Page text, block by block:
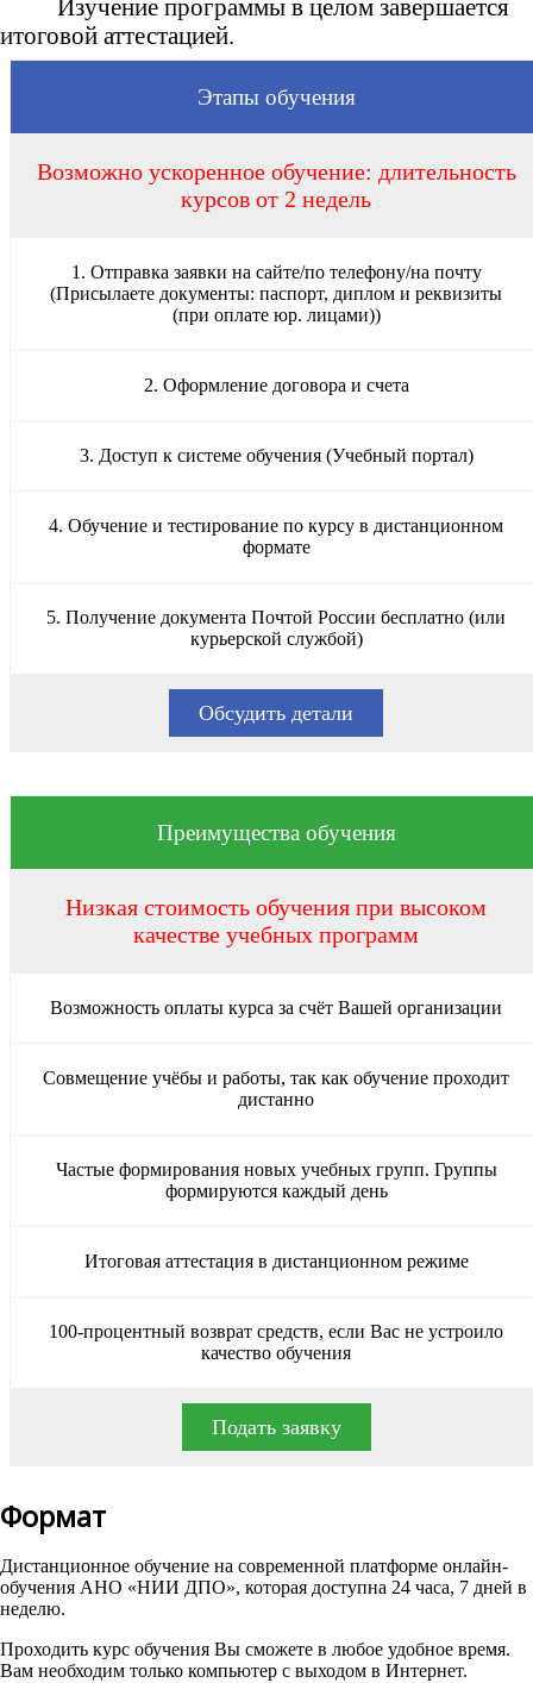
Изучение программы в целом завершается
итоговой аттестацией.
Этапы обучения
Возможно ускоренное обучение: длительность
курсов от 2 недель
1. Отправка заявки на сайте/по телефону/на почту
(Присылаете документы: паспорт, диплом и реквизиты
(при оплате юр. лицами))
2. Оформление договора и счета
3. Доступ к системе обучения (Учебный портал)
4. Обучение и тестирование по курсу в дистанционном
формате
5. Получение документа Почтой России бесплатно (или
курьерской службой)
Обсудить детали
Преимущества обучения
Низкая стоимость обучения при высоком
качестве учебных программ
Возможность оплаты курса за счёт Вашей организации
Совмещение учёбы и работы, так как обучение проходит
дистанно
Частые формирования новых учебных групп. Группы
формируются каждый день
Итоговая аттестация в дистанционном режиме
100-процентный возврат средств, если Вас не устроило
качество обучения
Подать заявку
Формат
Дистанционное обучение на современной платформе онлайн-
обучения АНО «НИИ ДПО», которая доступна 24 часа, 7 дней в
неделю.
Проходить курс обучения Вы сможете в любое удобное время.
Вам необходим только компьютер с выходом в Интернет.